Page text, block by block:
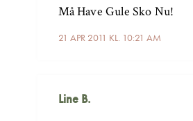
21 APR 2011 KL. 10:21 AM
Må Have Gule Sko Nu!
Line B.